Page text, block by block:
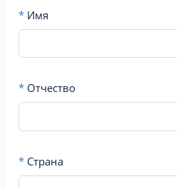
* Имя
* Отчество
* Страна